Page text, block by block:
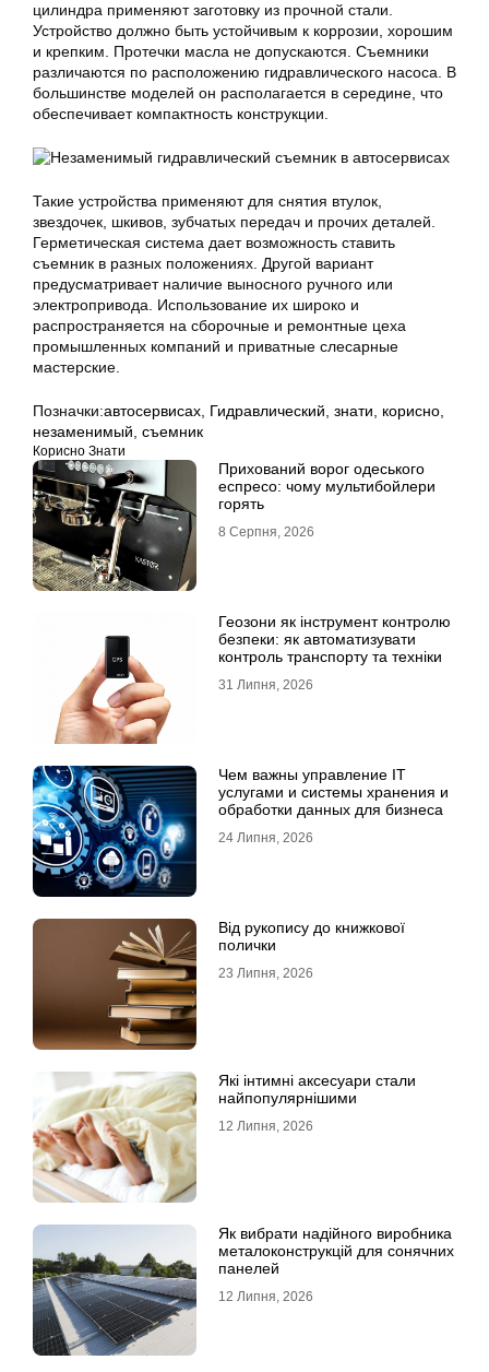
цилиндра применяют заготовку из прочной стали.
Устройство должно быть устойчивым к коррозии, хорошим
и крепким. Протечки масла не допускаются. Съемники
различаются по расположению гидравлического насоса. В
большинстве моделей он располагается в середине, что
обеспечивает компактность конструкции.
Такие устройства применяют для снятия втулок,
звездочек, шкивов, зубчатых передач и прочих деталей.
Герметическая система дает возможность ставить
съемник в разных положениях. Другой вариант
предусматривает наличие выносного ручного или
электропривода. Использование их широко и
распространяется на сборочные и ремонтные цеха
промышленных компаний и приватные слесарные
мастерские.
Позначки:автосервисах Гидравлический знати корисно
незаменимый съемник
Корисно Знати
Прихований ворог одеського
еспресо: чому мультибойлери
горять
8 Серпня, 2026
Геозони як інструмент контролю
безпеки: як автоматизувати
контроль транспорту та техніки
31 Липня, 2026
Чем важны управление IT
услугами и системы хранения и
обработки данных для бизнеса
24 Липня, 2026
Від рукопису до книжкової
полички
23 Липня, 2026
Які інтимні аксесуари стали
найпопулярнішими
12 Липня, 2026
Як вибрати надійного виробника
металоконструкцій для сонячних
панелей
12 Липня, 2026